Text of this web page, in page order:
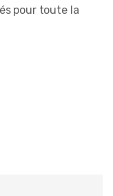
pour toute la